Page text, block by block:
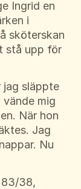
Ingrid en
i
sköterskan
stå upp för
jag släppte
mig
När hon
Jag
Nu
83/38,